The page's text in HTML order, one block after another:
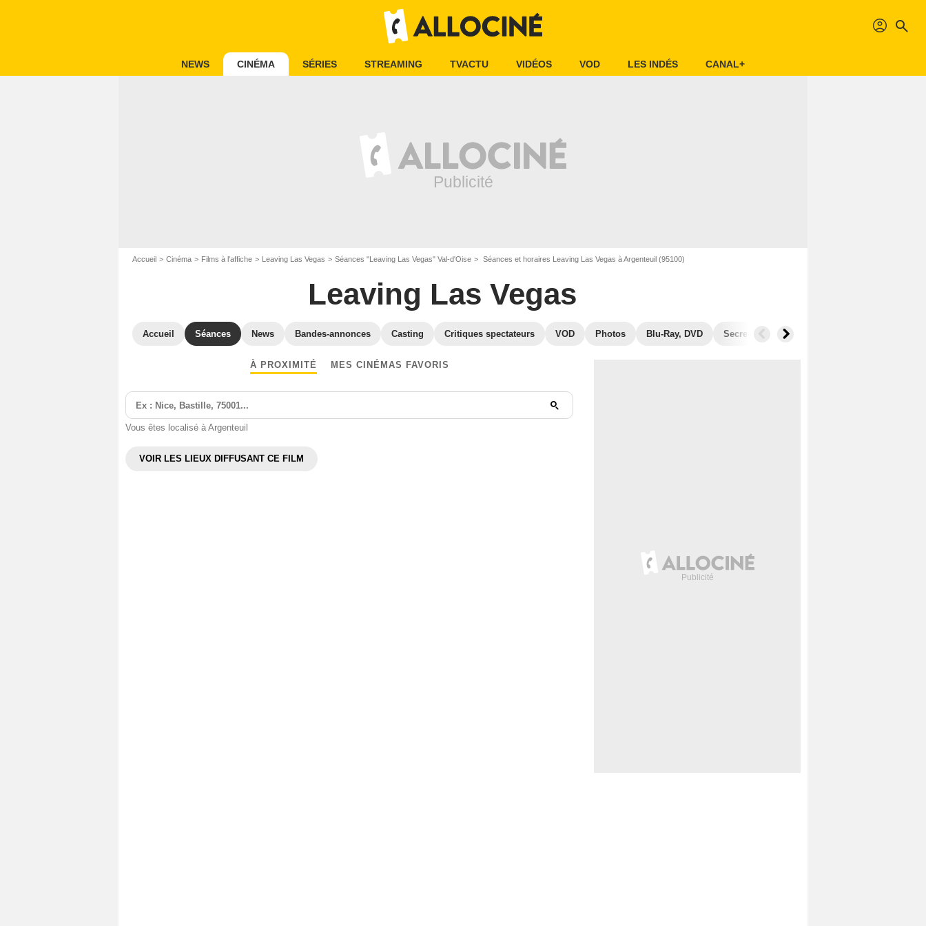
profil search
NEWS CINÉMA SÉRIES STREAMING TVACTU VIDÉOS VOD LES INDÉS CANAL+
Accueil Cinéma Films à l'affiche Leaving Las Vegas Séances "Leaving Las Vegas" Val-d'Oise Séances et horaires Leaving Las Vegas à Argenteuil (95100)
Leaving Las Vegas
Accueil Séances News Bandes-annonces Casting Critiques spectateurs VOD Photos Blu-Ray, DVD Secrets de tournage
À PROXIMITÉ MES CINÉMAS FAVORIS
Vous êtes localisé à Argenteuil
VOIR LES LIEUX DIFFUSANT CE FILM